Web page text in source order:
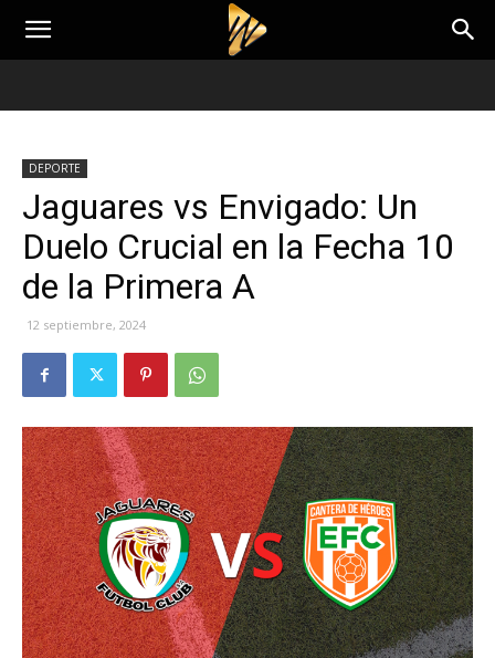
DEPORTE
Jaguares vs Envigado: Un
Duelo Crucial en la Fecha 10
de la Primera A
12 septiembre, 2024